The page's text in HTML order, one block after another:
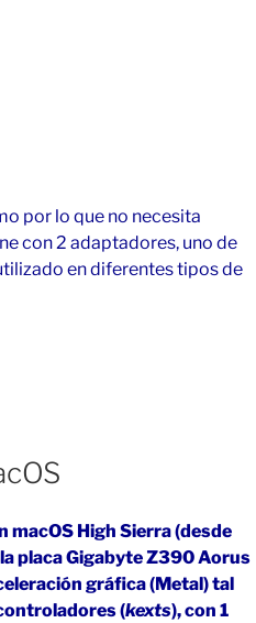
por lo que no necesita
con 2 adaptadores, uno de
en diferentes tipos de
macOS High Sierra (desde
placa Gigabyte Z390 Aorus
gráfica (Metal) tal
(kexts), con 1